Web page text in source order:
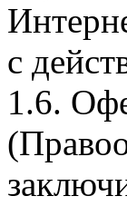
с
1.6.